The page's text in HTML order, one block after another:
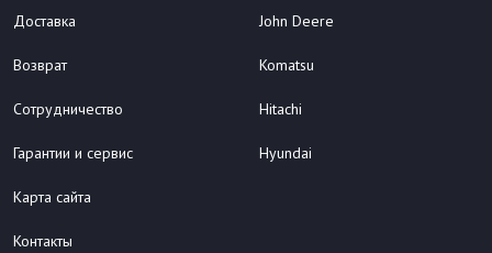
Доставка
Возврат
Сотрудничество
Гарантии и сервис
Карта сайта
Контакты
John Deere
Komatsu
Hitachi
Hyundai